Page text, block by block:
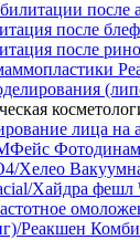
после
после
после
лица на
Хелео
Хайдра фешл
Реакшен